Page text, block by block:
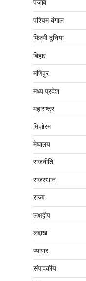
पंजाब
पश्चिम बंगाल
फिल्मी दुनिया
बिहार
मणिपुर
मध्‍य प्रदेश
महाराष्‍ट्र
मिज़ोरम
मेघालय
राजनीति
राजस्थान
राज्य
लक्षद्वीप
लद्दाख
व्यापार
संपादकीय